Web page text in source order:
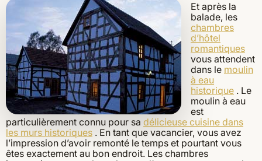
Et après la
balade, les
chambres
d’hôtel
romantiques
vous attendent
dans le moulin
à eau
historique . Le
moulin à eau
est
particulièrement connu pour sa délicieuse cuisine dans
les murs historiques . En tant que vacancier, vous avez
l’impression d’avoir remonté le temps et pourtant vous
êtes exactement au bon endroit. Les chambres